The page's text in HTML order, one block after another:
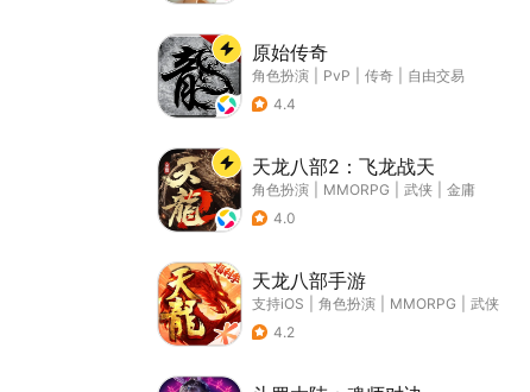
原始传奇
角色扮演 PvP 传奇
自由交易
4.4
天龙八部2：飞龙战天
角色扮演 MMORPG 武侠
金庸
4.0
天龙八部手游
支持iOS 角色扮演 MMORPG
武侠
4.2